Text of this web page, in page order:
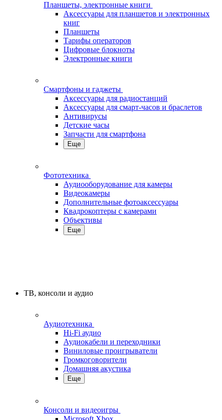
Планшеты, электронные книги
Аксессуары для планшетов и электронных
книг
Планшеты
Тарифы операторов
Цифровые блокноты
Электронные книги
Смартфоны и гаджеты
Аксессуары для радиостанций
Аксессуары для смарт-часов и браслетов
Антивирусы
Детские часы
Запчасти для смартфона
Еще
Фототехника
Аудиооборудование для камеры
Видеокамеры
Дополнительные фотоаксессуары
Квадрокоптеры с камерами
Объективы
Еще
ТВ, консоли и аудио
Аудиотехника
Hi-Fi аудио
Аудиокабели и переходники
Виниловые проигрыватели
Громкоговорители
Домашняя акустика
Еще
Консоли и видеоигры